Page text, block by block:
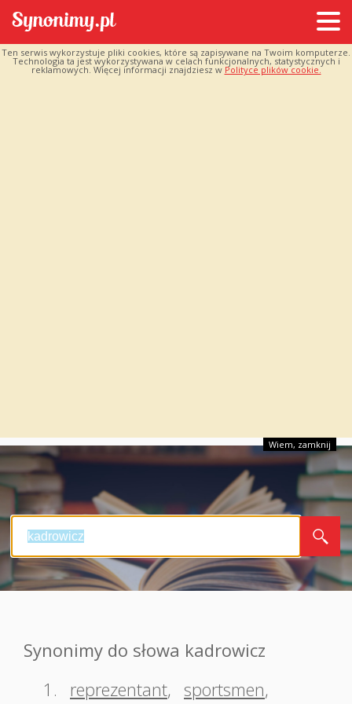
Ten serwis wykorzystuje pliki cookies, które są zapisywane na Twoim komputerze.
Technologia ta jest wykorzystywana w celach funkcjonalnych, statystycznych i
reklamowych. Więcej informacji znajdziesz w Polityce plików cookie.
Wiem, zamknij
Synonimy do słowa kadrowicz
1.
reprezentant, sportsmen,